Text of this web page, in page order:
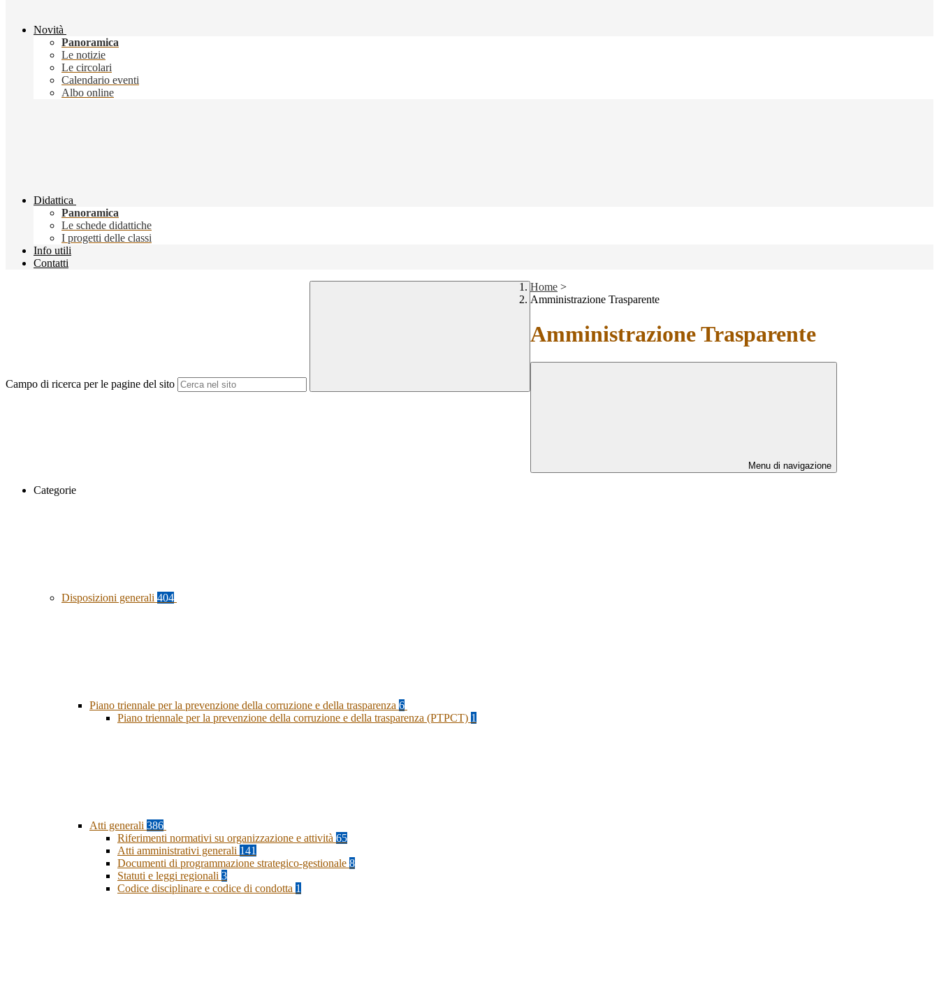
Novità
Panoramica
Le notizie
Le circolari
Calendario eventi
Albo online
Didattica
Panoramica
Le schede didattiche
I progetti delle classi
Info utili
Contatti
Campo di ricerca per le pagine del sito
Home >
Amministrazione Trasparente
Amministrazione Trasparente
Menu di navigazione
Categorie
Disposizioni generali 404
Piano triennale per la prevenzione della corruzione e della trasparenza 6
Piano triennale per la prevenzione della corruzione e della trasparenza (PTPCT) 1
Atti generali 386
Riferimenti normativi su organizzazione e attività 65
Atti amministrativi generali 141
Documenti di programmazione strategico-gestionale 8
Statuti e leggi regionali 3
Codice disciplinare e codice di condotta 1